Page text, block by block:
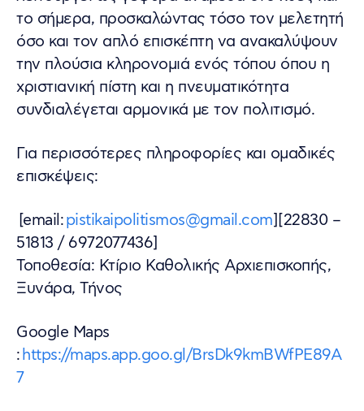
το σήμερα, προσκαλώντας τόσο τον μελετητή
όσο και τον απλό επισκέπτη να ανακαλύψουν
την πλούσια κληρονομιά ενός τόπου όπου η
χριστιανική πίστη και η πνευματικότητα
συνδιαλέγεται αρμονικά με τον πολιτισμό.
Για περισσότερες πληροφορίες και ομαδικές
επισκέψεις:
[email:pistikaipolitismos@gmail.com][22830 –
51813 / 6972077436]
Τοποθεσία: Κτίριο Καθολικής Αρχιεπισκοπής,
Ξυνάρα, Τήνος
Google Maps
:https://maps.app.goo.gl/BrsDk9kmBWfPE89A
7